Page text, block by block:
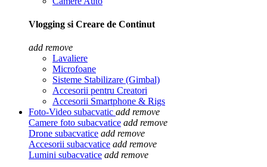
Vlogging si Creare de Continut
add remove
Lavaliere
Microfoane
Sisteme Stabilizare (Gimbal)
Accesorii pentru Creatori
Accesorii Smartphone & Rigs
Foto-Video subacvatic add remove
Camere foto subacvatice add remove
Drone subacvatice add remove
Accesorii subacvatice add remove
Lumini subacvatice add remove